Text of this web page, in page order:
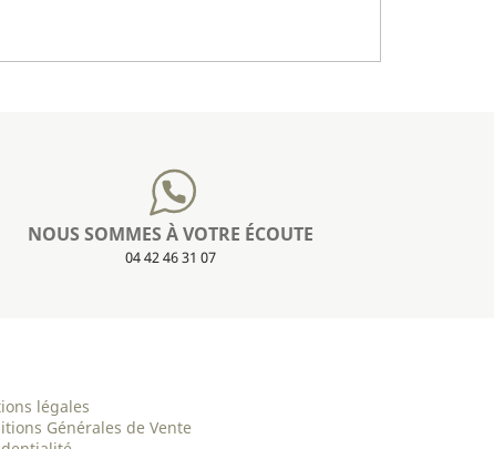
NOUS SOMMES À VOTRE ÉCOUTE
04 42 46 31 07
légales
Générales de Vente